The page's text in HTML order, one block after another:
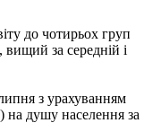
до чотирьох груп
за середній і
з урахуванням
на душу населення за